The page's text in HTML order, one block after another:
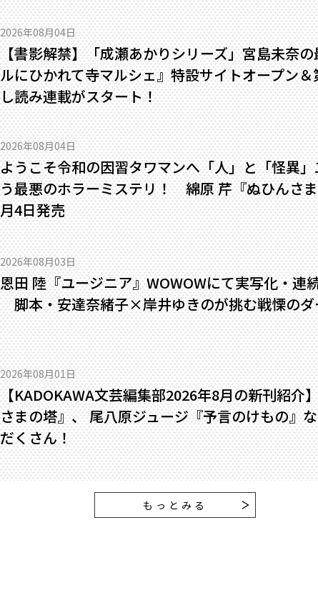
2026年08月04日
【書影解禁】「成瀬あかりシリーズ」宮島未奈
ルにひかれて寺マルシェ』特設サイトオープン
し読み連載がスタート！
2026年08月04日
ようこそ令和の因習タワマンへ――「人」と「怪異
う最悪のホラーミステリ！ 綿原 芹『ぬひんさ
月4日発売
2026年08月03日
恩田 陸『ユージニア』WOWOWにて実写化・連
脚本・安達奈緒子×岸井ゆきのが挑む戦慄のダ
2026年08月01日
【KADOKAWA文芸編集部2026年8月の新刊紹介
さまの塔』、 尾八原ジュージ『予言のけもの』
だくさん！
もっとみる